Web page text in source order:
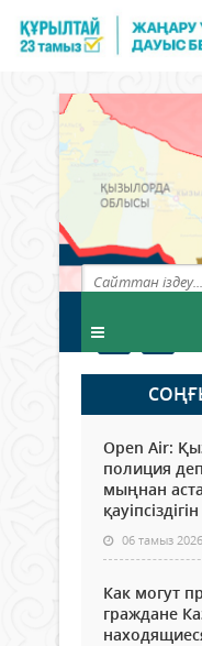
Open Air:
полиция
мыңнан
06 тамыз
Как могут
граждане